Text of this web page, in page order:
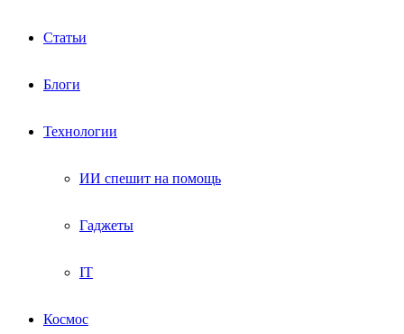
Статьи
Блоги
Технологии
ИИ спешит на помощь
Гаджеты
IT
Космос